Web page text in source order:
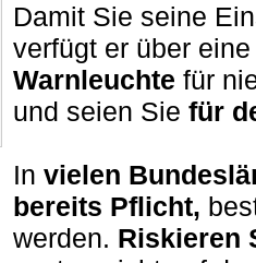
Damit Sie seine
verfügt er über
Warnleuchte für
und seien Sie für
In vielen
bereits Pflicht,
werden. Riskieren